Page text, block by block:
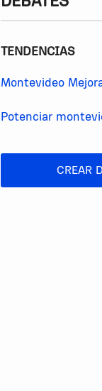
TENDENCIAS
Montevideo
Potenciar
CREAR